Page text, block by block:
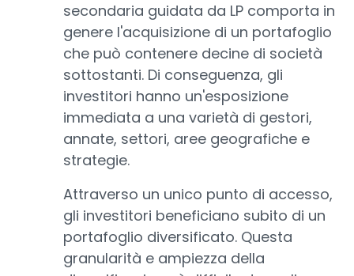
secondaria guidata da LP comporta in
genere l'acquisizione di un portafoglio
che può contenere decine di società
sottostanti. Di conseguenza, gli
investitori hanno un'esposizione
immediata a una varietà di gestori,
annate, settori, aree geografiche e
strategie.
Attraverso un unico punto di accesso,
gli investitori beneficiano subito di un
portafoglio diversificato. Questa
granularità e ampiezza della